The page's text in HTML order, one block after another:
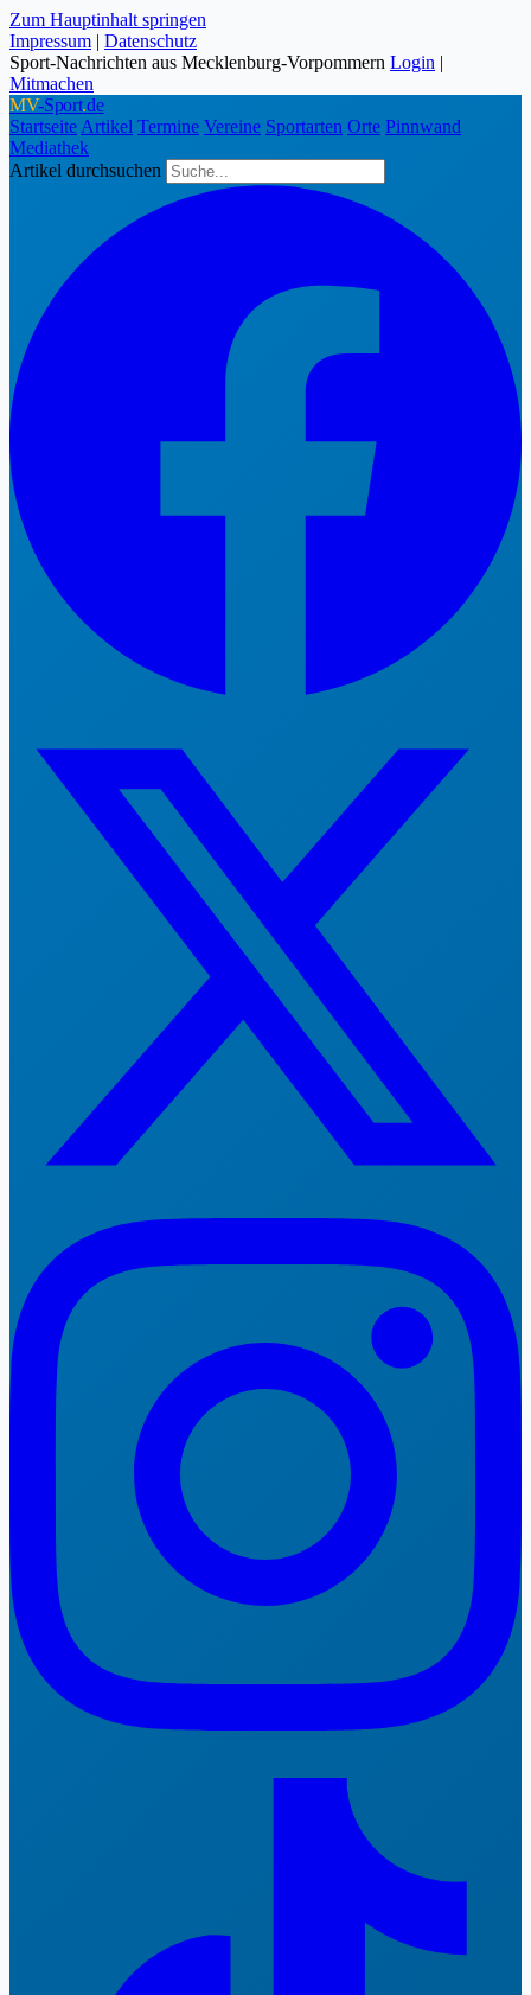
Zum Hauptinhalt springen
Impressum | Datenschutz
Sport-Nachrichten aus Mecklenburg-Vorpommern Login |
Mitmachen
MV-Sport.de
Startseite Artikel Termine Vereine Sportarten Orte Pinnwand
Mediathek
Artikel durchsuchen